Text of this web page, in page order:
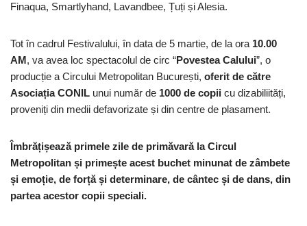
Finaqua, Smartlyhand, Lavandbee, Țuți și Alesia.
Tot în cadrul Festivalului, în data de 5 martie, de la ora 10.00
AM, va avea loc spectacolul de circ “Povestea Calului”, o
producție a Circului Metropolitan București, oferit de către
Asociația CONIL unui număr de 1000 de copii cu dizabiliități,
proveniți din medii defavorizate și din centre de plasament.
Îmbrățișează primele zile de primăvară la Circul
Metropolitan și primește acest buchet minunat de zâmbete
și emoție, de forță și determinare, de cântec și de dans, din
partea acestor copii speciali.